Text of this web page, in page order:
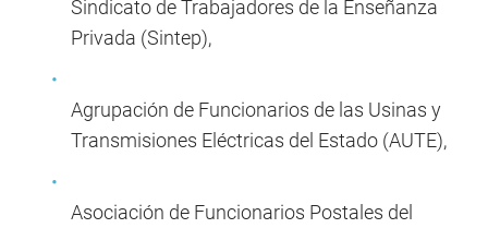
Sindicato de Trabajadores de la Enseñanza
Privada (Sintep),
Agrupación de Funcionarios de las Usinas y
Transmisiones Eléctricas del Estado (AUTE),
Asociación de Funcionarios Postales del